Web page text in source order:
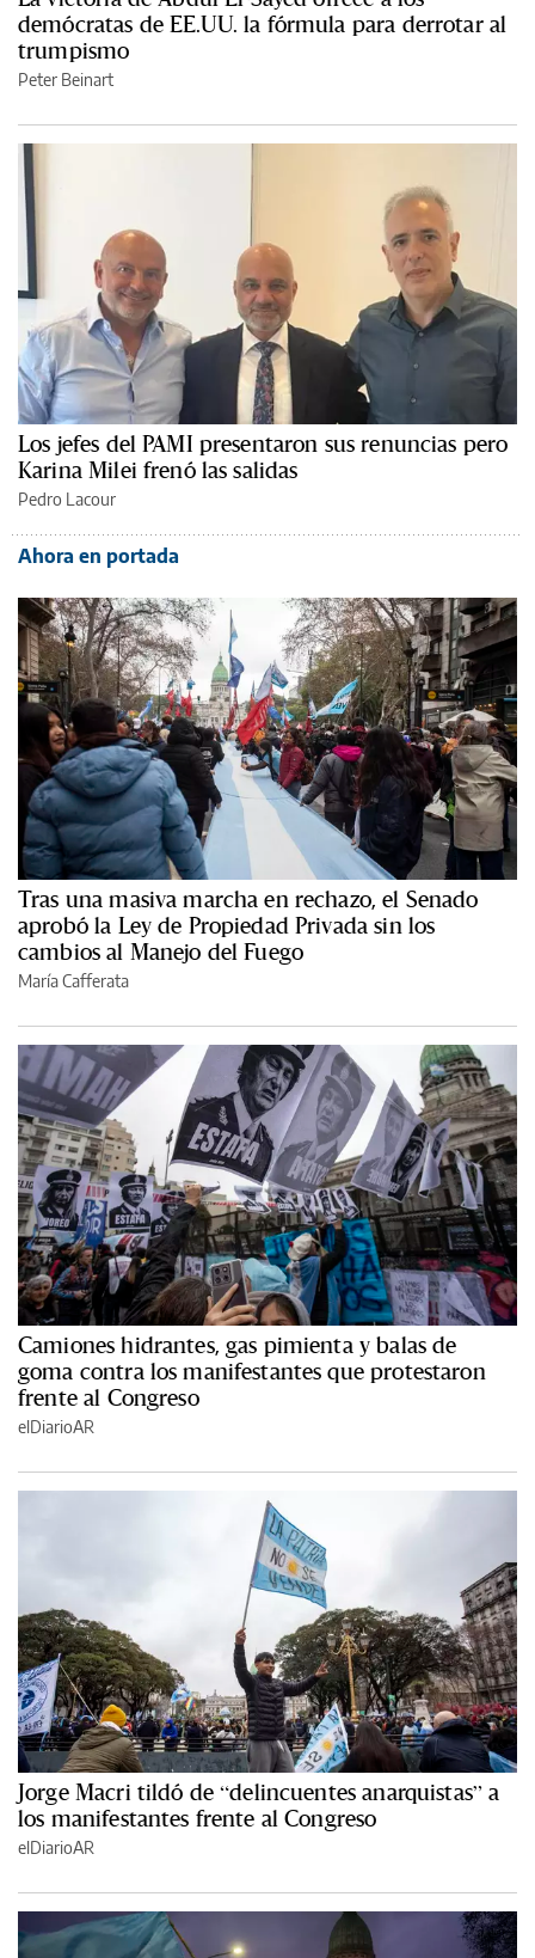
demócratas de EE.UU. la fórmula para derrotar al
trumpismo
Peter Beinart
Los jefes del PAMI presentaron sus renuncias pero
Karina Milei frenó las salidas
Pedro Lacour
Ahora en portada
Tras una masiva marcha en rechazo, el Senado
aprobó la Ley de Propiedad Privada sin los
cambios al Manejo del Fuego
María Cafferata
Camiones hidrantes, gas pimienta y balas de
goma contra los manifestantes que protestaron
frente al Congreso
elDiarioAR
Jorge Macri tildó de “delincuentes anarquistas” a
los manifestantes frente al Congreso
elDiarioAR